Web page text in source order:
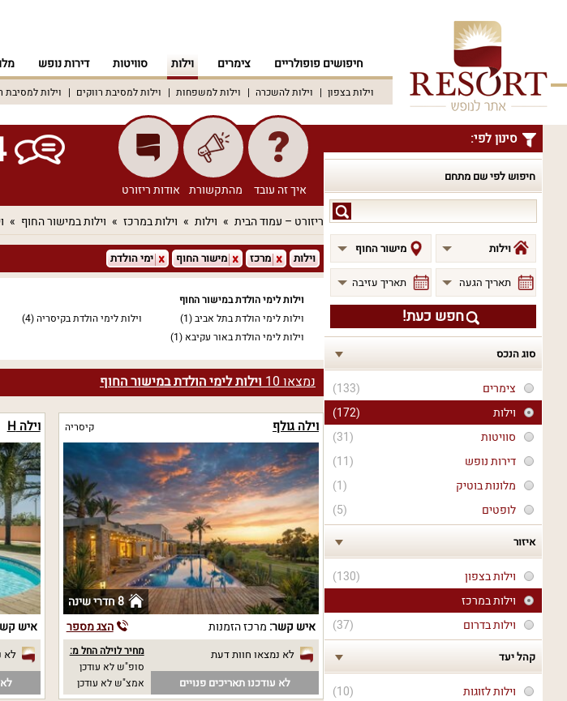
חיפושים פופולריים צימרים וילות סוויטות דירות נופש
וילות בצפון וילות להשכרה וילות למשפחות וילות למסיבת רווקים וילות למסיבת
סינון לפי:
חיפוש לפי שם מתחם
לפי
שם
מתחם
וילות מישור החוף
תאריך הגעה תאריך עזיבה
חפש כעת!
סוג הנכס
(133)
צימרים
(172)
וילות
(31)
סוויטות
(11)
דירות נופש
(1)
מלונות בוטיק
(5)
לופטים
איזור
(130)
וילות בצפון
וילות במרכז
(37)
וילות בדרום
קהל יעד
(10)
וילות לזוגות
איך זה עובד מהתקשורת אודות ריזורט
ריזורט – עמוד הבית וילות וילות במרכז וילות במישור החוף
וילות מרכז מישור החוף ימי הולדת
וילות לימי הולדת במישור החוף
וילות לימי הולדת בתל אביב(1) וילות לימי הולדת בקיסריה(4)
וילות לימי הולדת באור עקיבא (1)
נמצאו10וילות לימי הולדת במישור החוף
וילה גולף קיסריה
8 חדרי שינה
איש קשר: מרכז הזמנות הצג מספר
לא נמצאו חוות דעת
לא עודכנו תאריכים פנויים
מחיר לוילה החל מ:
סופ"ש לא עודכן
אמצ"ש לא עודכן
וילה H
איש
לא